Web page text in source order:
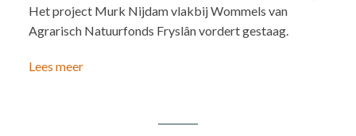
Het project Murk Nijdam vlakbij Wommels van
Agrarisch Natuurfonds Fryslân vordert gestaag.
Lees meer